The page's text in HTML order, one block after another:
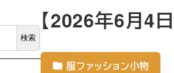
【2026年6月4
服ファッション小物
検索